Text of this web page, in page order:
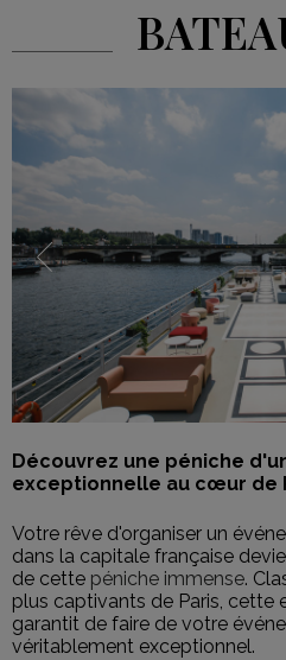
Découvrez une péniche
exceptionnelle au cœur de
Votre rêve d'organiser un
dans la capitale française
de cette péniche immense.
plus captivants de Paris, cette
garantit de faire de votre
véritablement exceptionnel.